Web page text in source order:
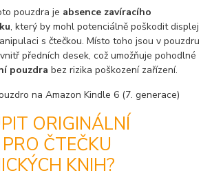
pouzdra je absence zavíracího
, který by mohl potenciálně poškodit displej
s čtečkou. Místo toho jsou v pouzdru
předních desek, což umožňuje pohodlné
pouzdra bez rizika poškození zařízení.
ORIGINÁLNÍ
ČTEČKU
KNIH?